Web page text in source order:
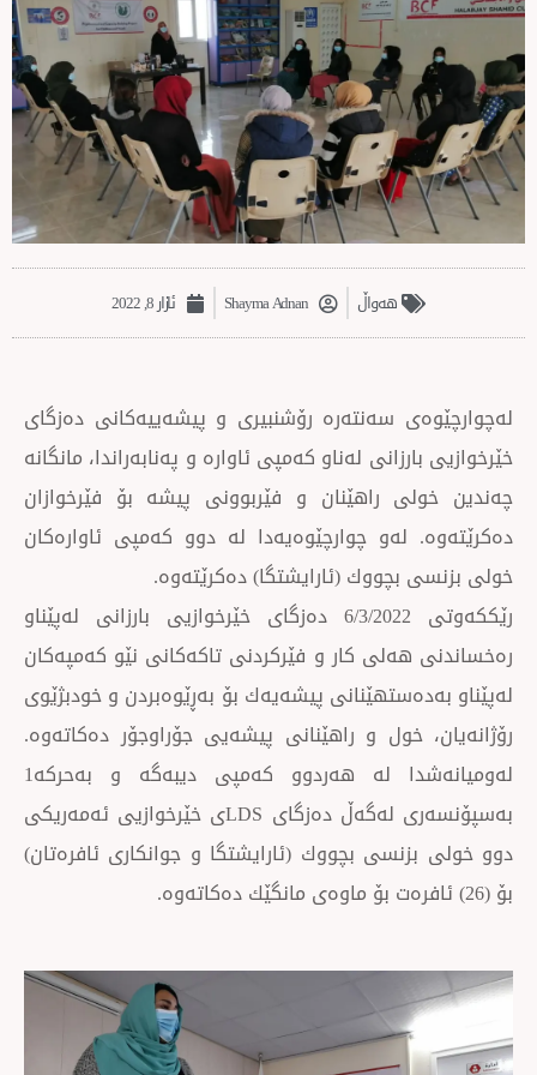
Shayma Adnan ئازار 8, 2022
سەنتەرە رۆشنبیری و پیشەییەكانی دەزگای
لەناو كەمپی ئاوارە و پەنابەراندا، مانگانە
راهێنان و فێربوونی پیشە بۆ فێرخوازان
لەو چوارچێوەیەدا لە دوو كەمپی ئاوارەكان
(ئارایشتگا) دەكرێتەوە.
رێككەوتی 6/3/2022 دەزگای خێرخوازیی بارزانی لەپێناو
كار و فێركردنی تاكەكانی نێو كەمپەكان
پیشەیەك بۆ بەڕێوەبردن و خودبژێوی
خول و راهێنانی پیشەیی جۆراوجۆر دەكاتەوە.
لەومیانەشدا لە هەردوو كەمپی دیبەگە و بەحركە1
بەسپۆنسەری لەگەڵ دەزگای LDSی خێرخوازیی ئەمەریكی
بچووك (ئارایشتگا و جوانكاری ئافرەتان)